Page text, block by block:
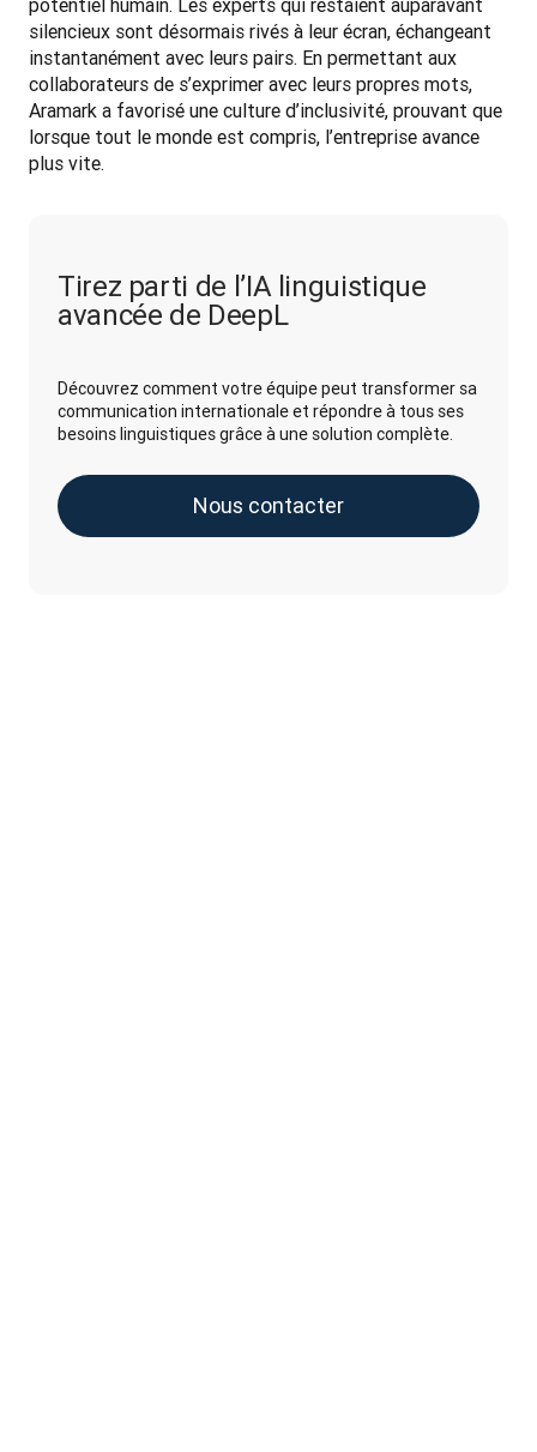
potentiel humain. Les experts qui restaient auparavant
silencieux sont désormais rivés à leur écran, échangeant
instantanément avec leurs pairs. En permettant aux
collaborateurs de s’exprimer avec leurs propres mots,
Aramark a favorisé une culture d’inclusivité, prouvant que
lorsque tout le monde est compris, l’entreprise avance
plus vite.
Tirez parti de l’IA linguistique
avancée de DeepL
Découvrez comment votre équipe peut transformer sa
communication internationale et répondre à tous ses
besoins linguistiques grâce à une solution complète.
Nous contacter